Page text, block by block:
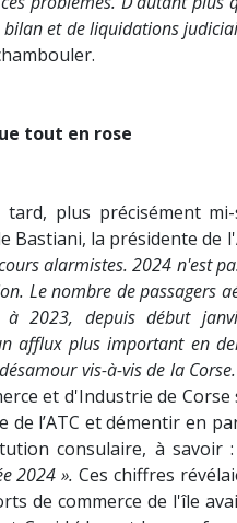
et de liquidations
tout en rose
tard, plus précisément
Bastiani, la présidente de
alarmistes. 2024 n'est
Le nombre de passagers
depuis début
afflux plus important en
vis-à-vis de la
et d'Industrie de
de l’ATC et démentir en
consulaire, à savoir
2024 ».Ces chiffres
de commerce de l'île